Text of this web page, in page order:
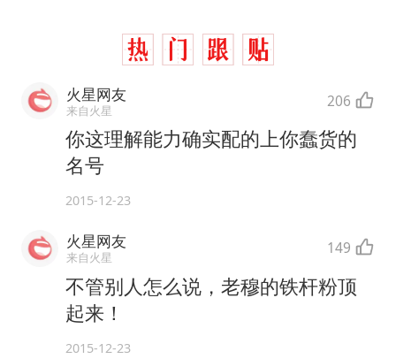
火星网友
来自火星 206
你这理解能力确实配的上你蠢货的
名号
2015-12-23
火星网友
来自火星 149
不管别人怎么说，老穆的铁杆粉顶
起来！
2015-12-23